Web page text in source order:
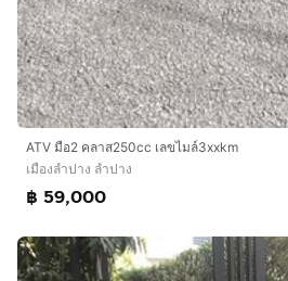
ATV มือ2 คลาส250cc เลขไมล์3xxkm
เมืองลำปาง ลำปาง
฿ 59,000